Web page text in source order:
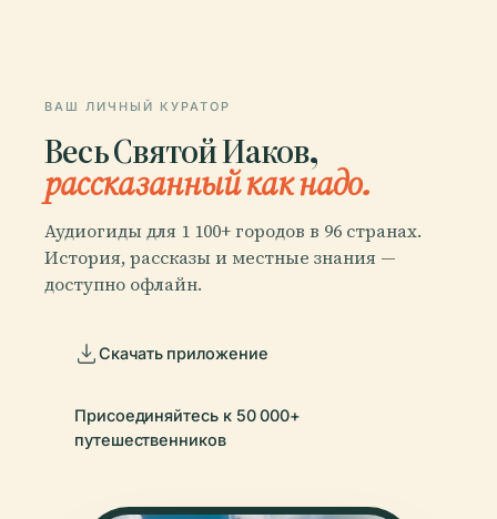
ВАШ ЛИЧНЫЙ КУРАТОР
Весь Святой Иаков,
рассказанный как надо.
Аудиогиды для 1 100+ городов в 96 странах.
История, рассказы и местные знания —
доступно офлайн.
Скачать приложение
Присоединяйтесь к 50 000+
путешественников